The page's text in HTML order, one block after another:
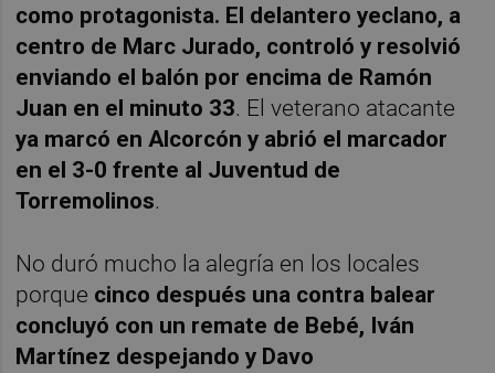
como protagonista. El delantero yeclano, a
centro de Marc Jurado, controló y resolvió
enviando el balón por encima de Ramón
Juan en el minuto 33. El veterano atacante
ya marcó en Alcorcón y abrió el marcador
en el 3-0 frente al Juventud de
Torremolinos.
No duró mucho la alegría en los locales
porque cinco después una contra balear
concluyó con un remate de Bebé, Iván
Martínez despejando y Davo